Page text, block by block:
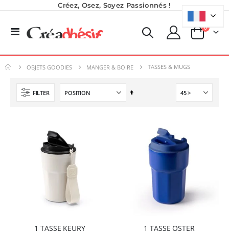
Créez, Osez, Soyez Passionnés !
Basculer
Panier
0produits
OBJETS GOODIES MANGER & BOIRE TASSES & MUGS
FILTER
Par
1 TASSE KEURY 1 TASSE OSTER
Rating:
240,83 €
9,50 €
7,92 €
À partir de 6,50 €
9,90 €
49,00 €